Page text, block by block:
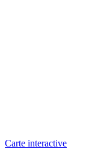
Carte interactive